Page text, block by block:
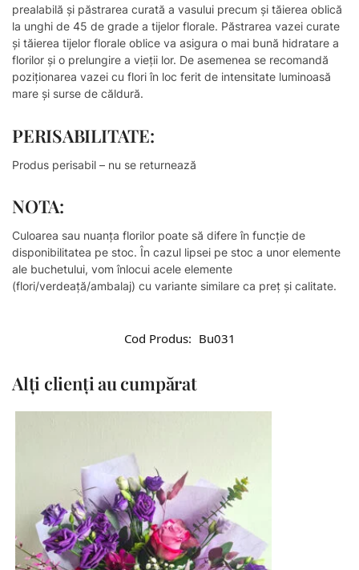
prealabilă și păstrarea curată a vasului precum și tăierea oblică
la unghi de 45 de grade a tijelor florale. Păstrarea vazei curate
și tăierea tijelor florale oblice va asigura o mai bună hidratare a
florilor și o prelungire a vieții lor. De asemenea se recomandă
poziționarea vazei cu flori în loc ferit de intensitate luminoasă
mare și surse de căldură.
PERISABILITATE:
Produs perisabil – nu se returnează
NOTA:
Culoarea sau nuanţa florilor poate să difere în funcţie de
disponibilitatea pe stoc. În cazul lipsei pe stoc a unor elemente
ale buchetului, vom înlocui acele elemente
(flori/verdeață/ambalaj) cu variante similare ca preț și calitate.
Cod Produs: Bu031
Alți clienți au cumpărat